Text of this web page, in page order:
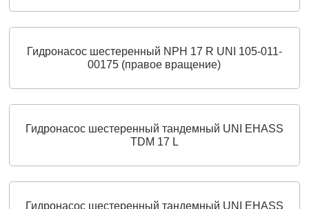
Гидронасос шестеренный NPH 17 R UNI 105-011-
00175 (правое вращение)
Гидронасос шестеренный тандемный UNI EHASS
TDM 17 L
Гидронасос шестеренный тандемный UNI EHASS